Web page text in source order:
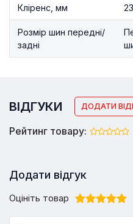
Кліренс, мм
Розмір шин передні/
задні
ВІДГУКИ ДОДАТИ
Рейтинг товару:
Додати відгук
Оцініть товар